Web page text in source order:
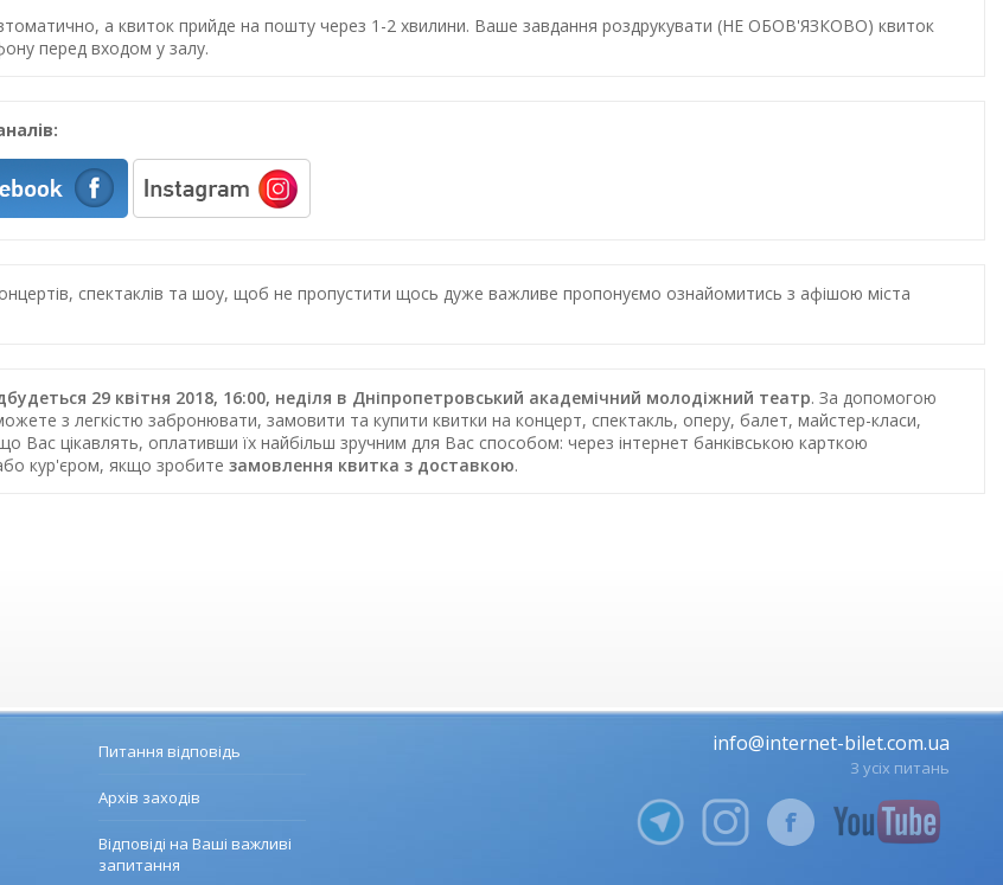
а квиток прийде на пошту через 1-2 хвилини. Ваше завдання роздрукувати (НЕ ОБОВ'ЯЗКОВО) квиток
перед входом у залу.
спектаклів та шоу, щоб не пропустити щось дуже важливе пропонуємо ознайомитись з афішою міста
29 квітня 2018, 16:00, неділя в Дніпропетровський академічний молодіжний театр. За допомогою
з легкістю забронювати, замовити та купити квитки на концерт, спектакль, оперу, балет, майстер-класи,
Вас цікавлять, оплативши їх найбільш зручним для Вас способом: через інтернет банківською карткою
кур'єром, якщо зробите замовлення квитка з доставкою.
Питання відповідь
Архів заходів
Відповіді на Ваші важливі
запитання
info@internet-bilet.com.ua
З усіх питань